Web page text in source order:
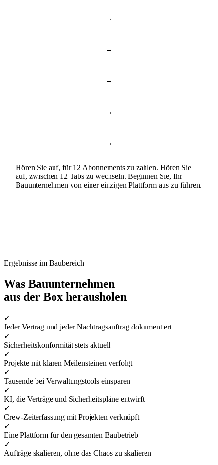
→
→
→
→
→
Hören Sie auf, für 12 Abonnements zu zahlen. Hören Sie
auf, zwischen 12 Tabs zu wechseln. Beginnen Sie, Ihr
Bauunternehmen von einer einzigen Plattform aus zu führen.
Ergebnisse im Baubereich
Was Bauunternehmen
aus der Box herausholen
✓
Jeder Vertrag und jeder Nachtragsauftrag dokumentiert
✓
Sicherheitskonformität stets aktuell
✓
Projekte mit klaren Meilensteinen verfolgt
✓
Tausende bei Verwaltungstools einsparen
✓
KI, die Verträge und Sicherheitspläne entwirft
✓
Crew-Zeiterfassung mit Projekten verknüpft
✓
Eine Plattform für den gesamten Baubetrieb
✓
Aufträge skalieren, ohne das Chaos zu skalieren